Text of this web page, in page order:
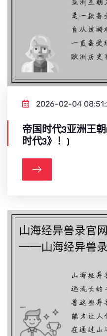
2026-02-04
帝国时代3亚洲王
时代3》！)